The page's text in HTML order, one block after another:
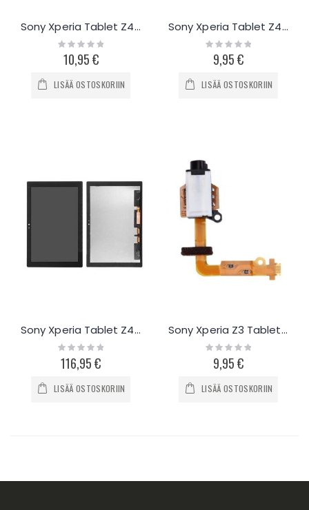
Sony Xperia Tablet Z4 äänenvoimakkuus- ja virta flex-kaapeli
Rating:
0%
10,95 €
LISÄÄ OSTOSKORIIN
Sony Xperia Tablet Z4 LCD näytön flex-kaapeli
Rating:
0%9,95 €
LISÄÄ OSTOSKORIIN
Sony Xperia Tablet Z4 näyttö ja kosketuspaneeli
Rating:
0%
116,95 €
LISÄÄ OSTOSKORIIN
Sony Xperia Z3 Tablet Compact kuulokeportti
Rating:
0%9,95 €
LISÄÄ OSTOSKORIIN